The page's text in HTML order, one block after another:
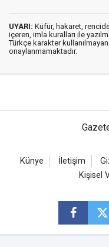
UYARI: Küfür, hakaret,
içeren, imla kuralları ile
Türkçe karakter
onaylanmamaktadır.
Künye İletişim
Kişisel